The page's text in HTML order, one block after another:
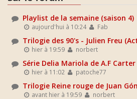
Playlist de la semaine (saison 4)
aujourd'hui à 10:24 Fab
Trilogie des 90's - Julien Freu
hier à 19:59 norbert
Série Delia Mariola de A.F Carter
hier à 11:02 patoche77
Trilogie Reine rouge de Juan
avant hier à 19:59 norbert